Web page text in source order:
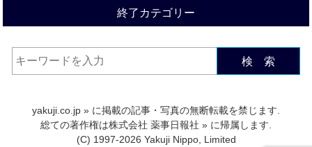
終了カテゴリー
検 索
yakuji.co.jp » に掲載の記事・写真の無断転載を禁じます.
総ての著作権は株式会社 薬事日報社 » に帰属します.
(C) 1997-2026 Yakuji Nippo, Limited